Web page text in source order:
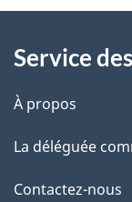
Service
À propos
La déléguée
Contactez-nous